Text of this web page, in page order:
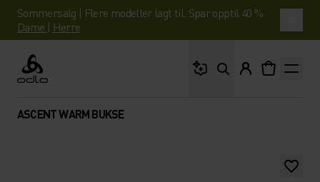
Sommersalg | Flere modeller lagt til. Spar opptil 40 %.
Dame | Herre
Odlo
ASCENT WARM BUKSE